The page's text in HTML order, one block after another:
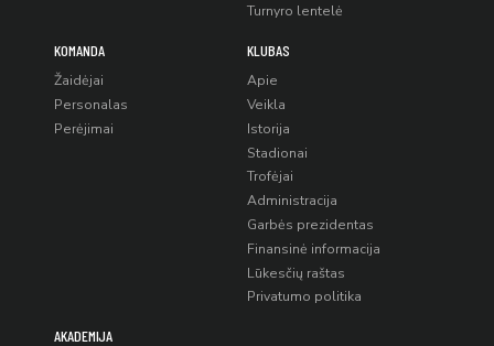
Turnyro lentelė
KOMANDA
Žaidėjai
Personalas
Perėjimai
KLUBAS
Apie
Veikla
Istorija
Stadionai
Trofėjai
Administracija
Garbės prezidentas
Finansinė informacija
Lūkesčių raštas
Privatumo politika
AKADEMIJA